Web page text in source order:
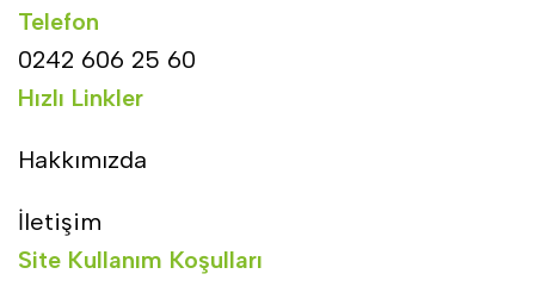
Telefon
0242 606 25 60
Hızlı Linkler
Hakkımızda
İletişim
Site Kullanım Koşulları